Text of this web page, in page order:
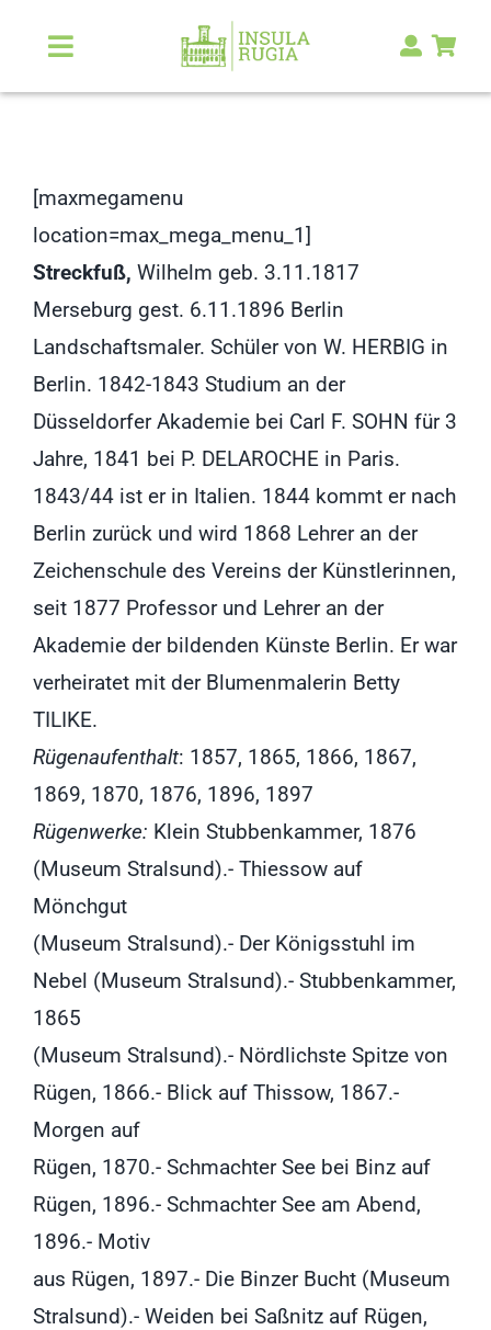
Inhalt
springen
Toggle
Navigation
Malerlexikon
RUGIA Shop
[maxmegamenu
location=max_mega_menu_1]
Streckfuß, Wilhelm geb. 3.11.1817
Merseburg gest. 6.11.1896 Berlin
Landschaftsmaler. Schüler von W. HERBIG in
Berlin. 1842-1843 Studium an der
Düsseldorfer Akademie bei Carl F. SOHN für 3
Jahre, 1841 bei P. DELAROCHE in Paris.
1843/44 ist er in Italien. 1844 kommt er nach
Berlin zurück und wird 1868 Lehrer an der
Zeichenschule des Vereins der Künstlerinnen,
seit 1877 Professor und Lehrer an der
Akademie der bildenden Künste Berlin. Er war
verheiratet mit der Blumenmalerin Betty
TILIKE.
Rügenaufenthalt: 1857, 1865, 1866, 1867,
1869, 1870, 1876, 1896, 1897
Rügenwerke: Klein Stubbenkammer, 1876
(Museum Stralsund).- Thiessow auf
Mönchgut
(Museum Stralsund).- Der Königsstuhl im
Nebel (Museum Stralsund).- Stubbenkammer,
1865
(Museum Stralsund).- Nördlichste Spitze von
Rügen, 1866.- Blick auf Thissow, 1867.-
Morgen auf
Rügen, 1870.- Schmachter See bei Binz auf
Rügen, 1896.- Schmachter See am Abend,
1896.- Motiv
aus Rügen, 1897.- Die Binzer Bucht (Museum
Stralsund).- Weiden bei Saßnitz auf Rügen,